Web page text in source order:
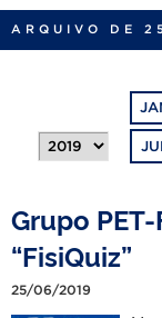
CONCURSOS
OUVIDORIA
TELEFONES
ARQUIVO DE
Grupo
“FisiQuiz”
25/06/2019